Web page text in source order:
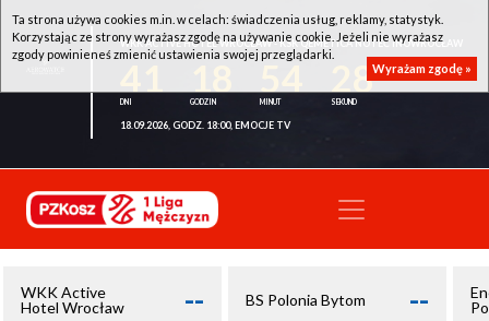
WKK ACTIVE HOTEL WROCŁAW - KSK QEMETICA NOTEĆ INOWROCŁAW
28
18.09.2026, GODZ. 18:00, EMOCJE TV
WKK Active
Hotel Wrocław
-- BS Polonia Bytom --
Ta strona używa cookies m.in. w celach: świadczenia usług, reklamy, statystyk.
Korzystając ze strony wyrażasz zgodę na używanie cookie. Jeżeli nie wyrażasz
zgody powinieneś zmienić ustawienia swojej przeglądarki.
Wyrażam zgodę »